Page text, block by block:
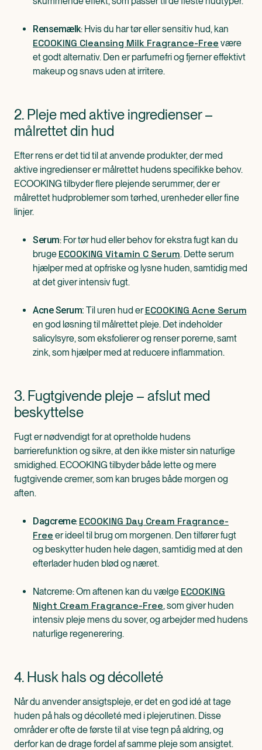
Rensemælk: Hvis du har tør eller sensitiv hud, kan
ECOOKING Cleansing Milk Fragrance-Free være
et godt alternativ. Den er parfumefri og fjerner effektivt
makeup og snavs uden at irritere.
2. Pleje med aktive ingredienser –
målrettet din hud
Efter rens er det tid til at anvende produkter, der med
aktive ingredienser er målrettet hudens specifikke behov.
ECOOKING tilbyder flere plejende serummer, der er
målrettet hudproblemer som tørhed, urenheder eller fine
linjer.
Serum: For tør hud eller behov for ekstra fugt kan du
bruge ECOOKING Vitamin C Serum. Dette serum
hjælper med at opfriske og lysne huden, samtidig med
at det giver intensiv fugt.
Acne Serum: Til uren hud erECOOKING Acne Serum
en god løsning til målrettet pleje. Det indeholder
salicylsyre, som eksfolierer og renser porerne, samt
zink, som hjælper med at reducere inflammation.
3. Fugtgivende pleje – afslut med
beskyttelse
Fugt er nødvendigt for at opretholde hudens
barrierefunktion og sikre, at den ikke mister sin naturlige
smidighed. ECOOKING tilbyder både lette og mere
fugtgivende cremer, som kan bruges både morgen og
aften.
Dagcreme: ECOOKING Day Cream Fragrance-
Free er ideel til brug om morgenen. Den tilfører fugt
og beskytter huden hele dagen, samtidig med at den
efterlader huden blød og næret.
Natcreme: Om aftenen kan du vælge ECOOKING
Night Cream Fragrance-Free, som giver huden
intensiv pleje mens du sover, og arbejder med hudens
naturlige regenerering.
4. Husk hals og décolleté
Når du anvender ansigtspleje, er det en god idé at tage
huden på hals og décolleté med i plejerutinen. Disse
områder er ofte de første til at vise tegn på aldring, og
derfor kan de drage fordel af samme pleje som ansigtet.